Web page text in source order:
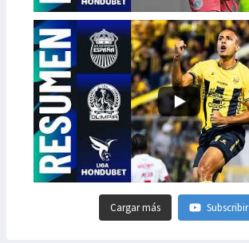
Cargar más Subscribir